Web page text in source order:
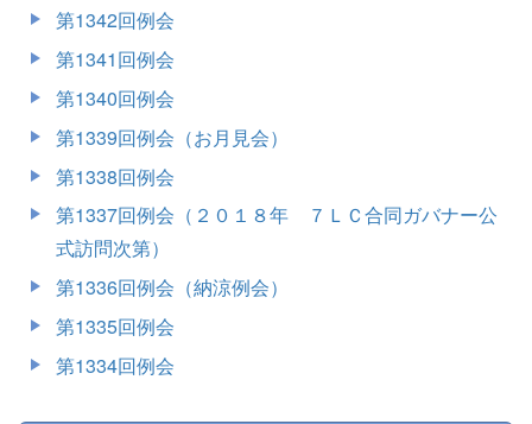
第1342回例会
第1341回例会
第1340回例会
第1339回例会（お月見会）
第1338回例会
第1337回例会（２０１８年 ７ＬＣ合同ガバナー公
式訪問次第）
第1336回例会（納涼例会）
第1335回例会
第1334回例会